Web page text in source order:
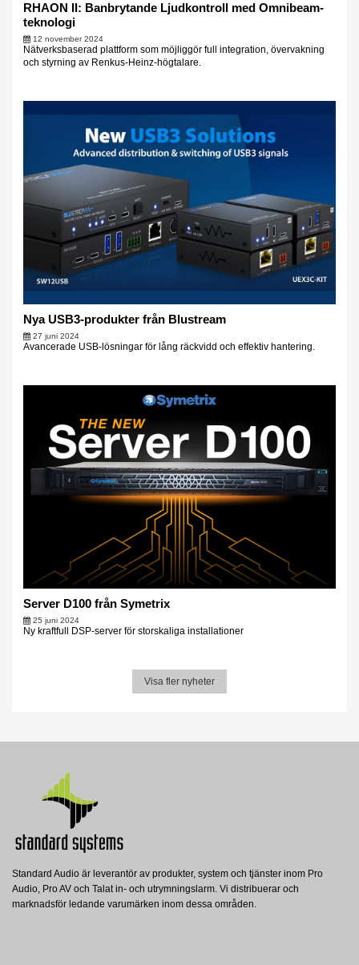
RHAON II: Banbrytande Ljudkontroll med Omnibeam-
teknologi
12 november 2024
Nätverksbaserad plattform som möjliggör full integration, övervakning
och styrning av Renkus-Heinz-högtalare.
Nya USB3-produkter från Blustream
27 juni 2024
Avancerade USB-lösningar för lång räckvidd och effektiv hantering.
Server D100 från Symetrix
25 juni 2024
Ny kraftfull DSP-server för storskaliga installationer
Visa fler nyheter
Standard Audio är leverantör av produkter, system och tjänster inom Pro
Audio, Pro AV och Talat in- och utrymningslarm. Vi distribuerar och
marknadsför ledande varumärken inom dessa områden.